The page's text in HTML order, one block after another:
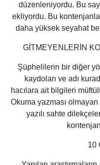
düzenleniyordu. Bu
ekliyordu. Bu
daha yüksek seyahat
GİTMEYENLERİN
Şüphelilerin bir diğer
kaydolan ve adı
hacılara ait bilgileri
Okuma yazması olmayan
yazılı sahte
10